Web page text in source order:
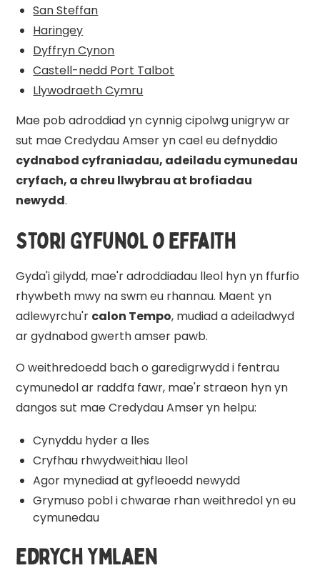
San Steffan
Haringey
Dyffryn Cynon
Castell-nedd Port Talbot
Llywodraeth Cymru
Mae pob adroddiad yn cynnig cipolwg unigryw ar
sut mae Credydau Amser yn cael eu defnyddio
cydnabod cyfraniadau, adeiladu cymunedau
cryfach, a chreu llwybrau at brofiadau
newydd.
Stori Gyfunol o Effaith
Gyda'i gilydd, mae'r adroddiadau lleol hyn yn ffurfio
rhywbeth mwy na swm eu rhannau. Maent yn
adlewyrchu'r calon Tempo, mudiad a adeiladwyd
ar gydnabod gwerth amser pawb.
O weithredoedd bach o garedigrwydd i fentrau
cymunedol ar raddfa fawr, mae'r straeon hyn yn
dangos sut mae Credydau Amser yn helpu:
Cynyddu hyder a lles
Cryfhau rhwydweithiau lleol
Agor mynediad at gyfleoedd newydd
Grymuso pobl i chwarae rhan weithredol yn eu
cymunedau
Edrych Ymlaen